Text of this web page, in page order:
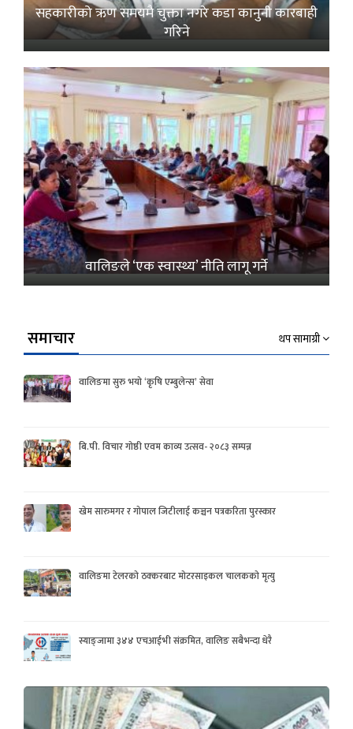
सहकारीको ऋण समयमै चुक्ता नगरे कडा कानुनी कारबाही
गरिने
वालिङले ‘एक स्वास्थ्य’ नीति लागू गर्ने
समाचार थप सामाग्री
वालिङमा सुरु भयो ‘कृषि एम्बुलेन्स’ सेवा
बि.पी. विचार गोष्ठी एवम काव्य उत्सव- २०८३ सम्पन्न
खेम सारुमगर र गोपाल जिटीलाई कञ्चन पत्रकरिता पुरस्कार
वालिङमा टेलरको ठक्करबाट मोटरसाइकल चालकको मृत्यु
स्याङ्जामा ३४४ एचआईभी संक्रमित, वालिङ सबैभन्दा धेरै